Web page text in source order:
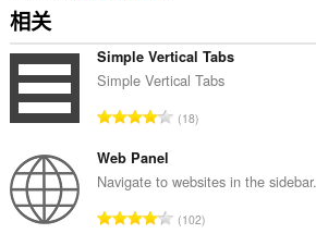
相关
Simple Vertical Tabs
Simple Vertical Tabs
总
次
：
18
Web Panel
Navigate to websites in the sidebar.
总102